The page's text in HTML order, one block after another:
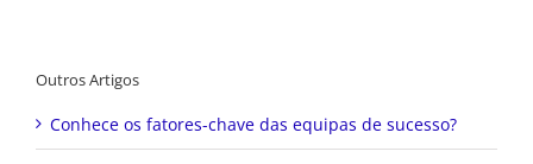
Outros Artigos
Conhece os fatores-chave das equipas de sucesso?